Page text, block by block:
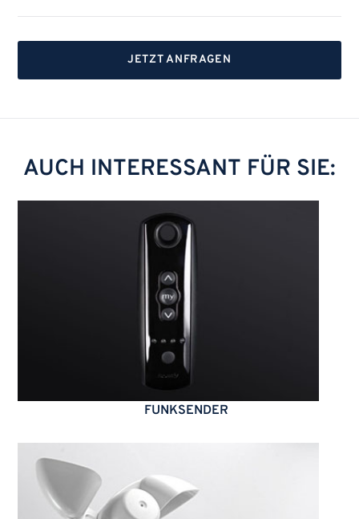
JETZT ANFRAGEN
AUCH INTERESSANT FÜR SIE:
FUNKSENDER